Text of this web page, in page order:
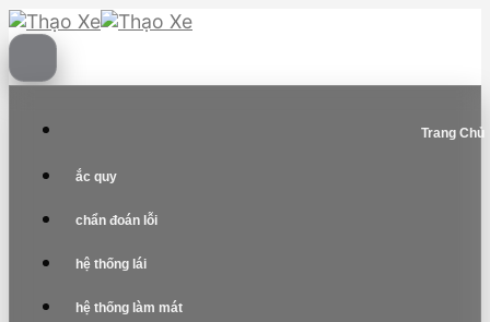
Skip
to
content
Trang Chủ
ắc quy
chẩn đoán lỗi
hệ thống lái
hệ thống làm mát